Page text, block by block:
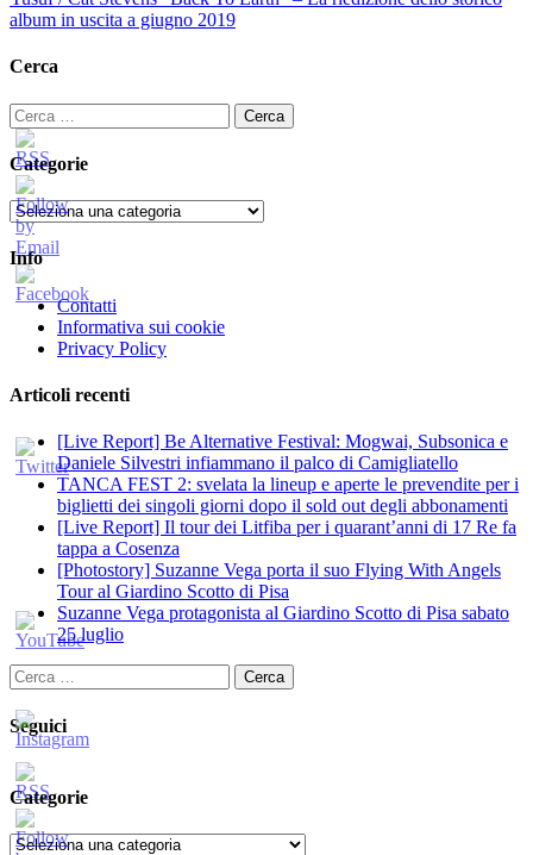
album in uscita a giugno 2019
Cerca
Ricerca
per:
Categorie
Categorie
Info
Contatti
Informativa sui cookie
Privacy Policy
Articoli recenti
[Live Report] Be Alternative Festival: Mogwai, Subsonica e
Daniele Silvestri infiammano il palco di Camigliatello
TANCA FEST 2: svelata la lineup e aperte le prevendite per i
biglietti dei singoli giorni dopo il sold out degli abbonamenti
[Live Report] Il tour dei Litfiba per i quarant’anni di 17 Re fa
tappa a Cosenza
[Photostory] Suzanne Vega porta il suo Flying With Angels
Tour al Giardino Scotto di Pisa
Suzanne Vega protagonista al Giardino Scotto di Pisa sabato
25 luglio
Ricerca
per:
Seguici
Categorie
Categorie